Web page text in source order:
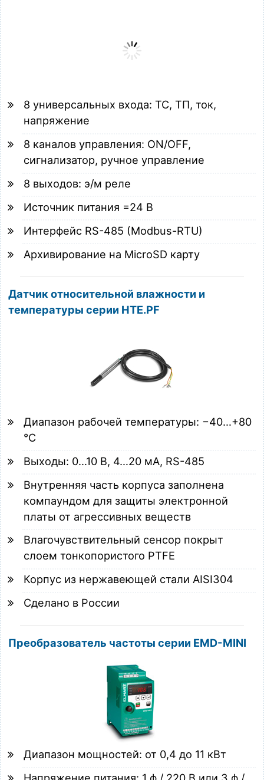
8 универсальных входа: ТС, ТП, ток,
напряжение
8 каналов управления: ON/OFF,
сигнализатор, ручное управление
8 выходов: э/м реле
Источник питания =24 В
Интерфейс RS-485 (Modbus-RTU)
Архивирование на MicroSD карту
Датчик относительной влажности и
температуры серии HTE.PF
Диапазон рабочей температуры: −40…+80
°C
Выходы: 0…10 В, 4…20 мА, RS-485
Внутренняя часть корпуса заполнена
компаундом для защиты электронной
платы от агрессивных веществ
Влагочувствительный сенсор покрыт
слоем тонкопористого PTFE
Корпус из нержавеющей стали AISI304
Сделано в России
Преобразователь частоты серии EMD-MINI
Диапазон мощностей: от 0,4 до 11 кВт